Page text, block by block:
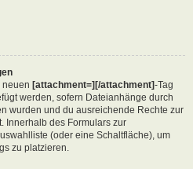
neuen [attachment=][/attachment]-Tag
werden, sofern Dateianhänge durch
wurden und du ausreichende Rechte zur
Innerhalb des Formulars zur
(oder eine Schaltfläche), um
zu platzieren.